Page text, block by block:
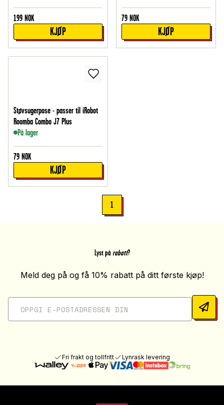
199 NOK
KJØP
79 NOK
KJØP
Støvsugerpose - passer til iRobot
Roomba Combo J7 Plus
På lager
79 NOK
KJØP
1
Lyst på rabatt?
Meld deg på og få 10% rabatt på ditt første kjøp!
Fri frakt og tollfritt Lynrask levering